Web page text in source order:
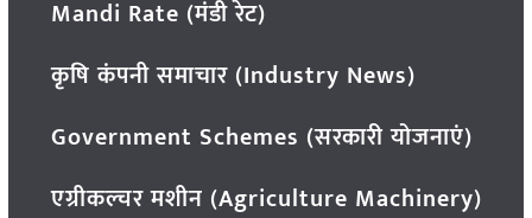
Mandi Rate (मंडी रेट)
कृषि कंपनी समाचार (Industry News)
Government Schemes (सरकारी योजनाएं)
एग्रीकल्चर मशीन (Agriculture Machinery)